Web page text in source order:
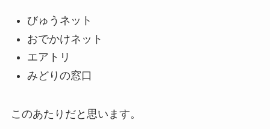
びゅうネット
おでかけネット
エアトリ
みどりの窓口
このあたりだと思います。